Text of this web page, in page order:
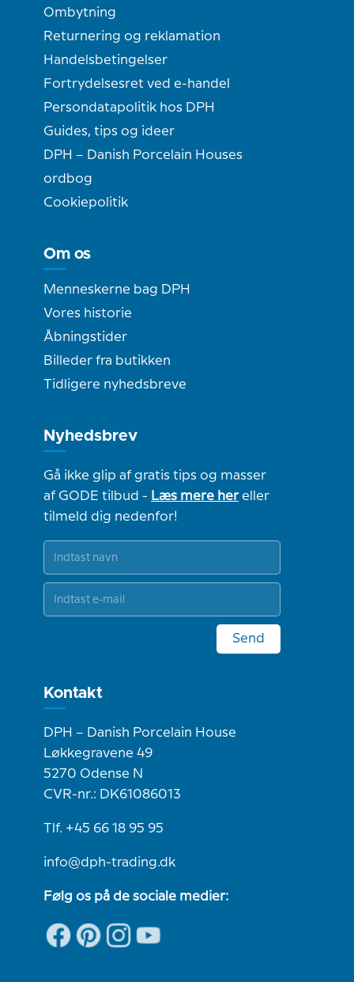
Ombytning
Returnering og reklamation
Handelsbetingelser
Fortrydelsesret ved e-handel
Persondatapolitik hos DPH
Guides, tips og ideer
DPH – Danish Porcelain Houses
ordbog
Cookiepolitik
Om os
Menneskerne bag DPH
Vores historie
Åbningstider
Billeder fra butikken
Tidligere nyhedsbreve
Nyhedsbrev
Gå ikke glip af gratis tips og masser
af GODE tilbud - Læs mere hereller
tilmeld dig nedenfor!
Send
Kontakt
DPH – Danish Porcelain House
Løkkegravene 49
5270 Odense N
CVR-nr.: DK61086013
Tlf. +45 66 18 95 95
info@dph-trading.dk
Følg os på de sociale medier: